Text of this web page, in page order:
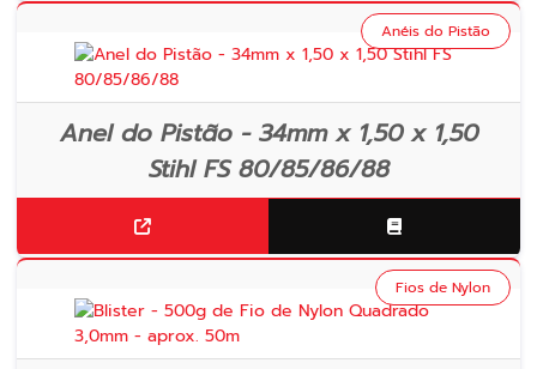
Anel do Pistão - 34mm x 1,50 x 1,50
Stihl FS 80/85/86/88
Anéis do Pistão
Fios de Nylon